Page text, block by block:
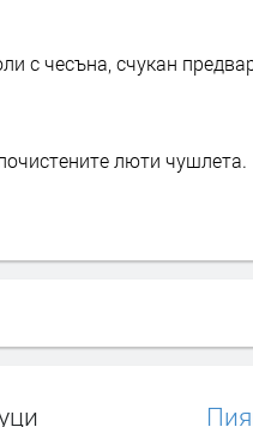
с чесъна, счукан
люти чушлета.